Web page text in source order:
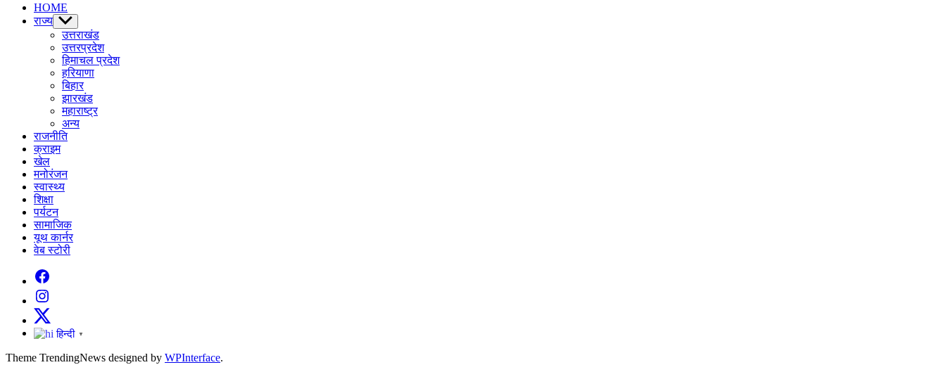
HOME
राज्य Show
sub
menu
उत्तराखंड
उत्तरप्रदेश
हिमाचल प्रदेश
हरियाणा
बिहार
झारखंड
महाराष्ट्र
अन्य
राजनीति
क्राइम
खेल
मनोरंजन
स्वास्थ्य
शिक्षा
पर्यटन
सामाजिक
यूथ कार्नर
वेब स्टोरी
Facebook
Instagram
X
हिन्दी ▼
Theme TrendingNews designed by WPInterface.